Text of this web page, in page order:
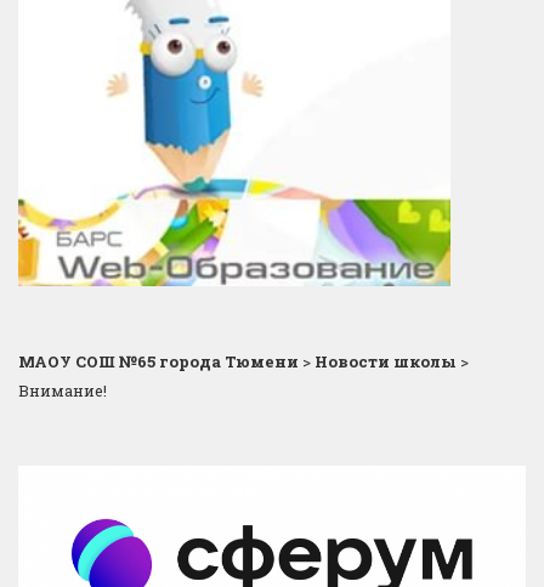
МАОУ СОШ №65 города Тюмени > Новости школы >
Внимание!